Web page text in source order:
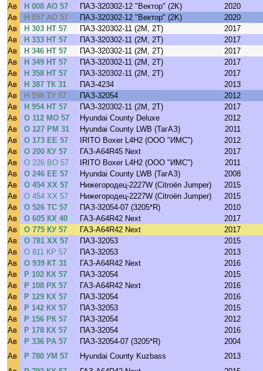
Ав
Н 008 АО 57 ПАЗ-320302-12 "Вектор" (2K)
2020
Ав
Н 057 АО 57 ПАЗ-320302-12 "Вектор" (2K)
2020
Ав
Н 303 НТ 57 ПАЗ-320302-11 (2M, 2T)
2017
Ав
Н 333 НТ 57 ПАЗ-320302-11 (2M, 2T)
2017
Ав
Н 346 НТ 57 ПАЗ-320302-11 (2M, 2T)
2017
Ав
Н 349 НТ 57 ПАЗ-320302-11 (2M, 2T)
2017
Ав
Н 358 НТ 57 ПАЗ-320302-11 (2M, 2T)
2017
Ав
Н 387 ТК 31 ПАЗ-4234
2013
Ав
Н 598 ТУ 57 ПАЗ-32054
2012
Ав
Н 954 НТ 57 ПАЗ-320302-11 (2M, 2T)
2017
Ав
О 112 МО 57 Hyundai County Deluxe
2012
Ав
О 127 РМ 31 Hyundai County LWB (ТагАЗ)
2011
Ав
О 173 ЕЕ 57 IRITO Boxer L4H2 (ООО "ИМС")
2012
Ав
О 200 КУ 57 ГАЗ-A64R45 Next
2017
Ав
О 226 ВО 57 IRITO Boxer L4H2 (ООО "ИМС")
2011
Ав
О 246 ЕЕ 57 Hyundai County LWB (ТагАЗ)
2008
Ав
О 454 ХХ 57 Нижегородец-2227W (Citroёn Jumper)
2015
Ав
О 454 ХХ 57 Нижегородец-2227W (Citroёn Jumper)
2015
Ав
О 526 ТС 57 ПАЗ-32054-07 (3205*R)
2010
Ав
О 605 КХ 40 ГАЗ-A64R42 Next
2017
Ав
О 775 КУ 57 ГАЗ-A64R42 Next
2017
Ав
О 781 ХХ 57 ПАЗ-32053
2015
Ав
О 811 КР 57 ПАЗ-32053
2013
Ав
О 939 КТ 31 ГАЗ-A64R42 Next
2016
Ав
Р 102 КХ 57 ПАЗ-32054
2015
Ав
Р 108 РХ 57 ГАЗ-A64R42 Next
2016
Ав
Р 129 КХ 57 ПАЗ-32054
2016
Ав
Р 142 КХ 57 ПАЗ-32053
2015
Ав
Р 156 РК 57 ПАЗ-32054
2012
Ав
Р 178 КХ 57 ПАЗ-32054
2016
Ав
Р 336 РА 57 ПАЗ-32054-07 (3205*R)
2004
Ав
Р 780 УМ 57 Hyundai County Kuzbass
2013